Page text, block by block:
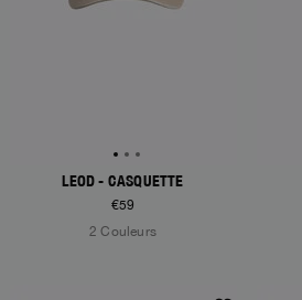
LEOD - CASQUETTE
€59
2 Couleurs